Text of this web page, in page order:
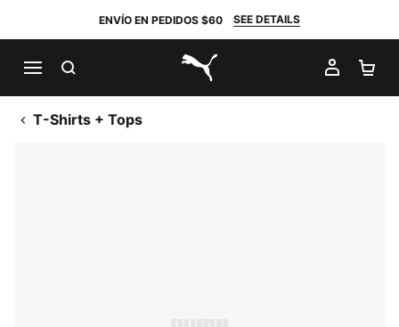
ENVÍO EN PEDIDOS $60 SEE DETAILS
PUMA.com
MI
T-Shirts + Tops